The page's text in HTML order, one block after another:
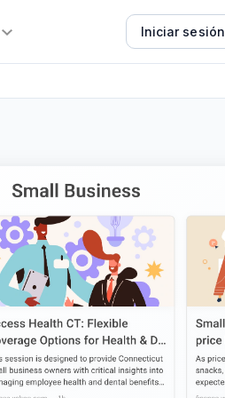
Iniciar sesión